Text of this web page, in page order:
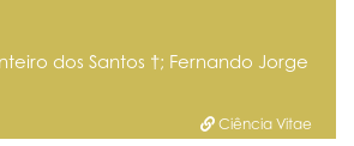
dos Santos †; Fernando Jorge
Ciência Vitae